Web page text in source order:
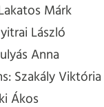
Márk
László
Anna
Szakály Viktória
Ákos